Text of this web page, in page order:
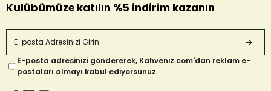
Kulübümüze katılın %5 indirim kazanın
E-posta adresinizi göndererek, Kahveniz.com'dan reklam e-
postaları almayı kabul ediyorsunuz.